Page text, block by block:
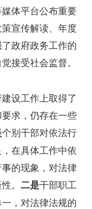
体平台公布重要
宣传解读、年度
政府政务工作的
接受社会监督。
设工作上取得了
求，仍存在一些
个别干部对依法行
在具体工作中依
的现象，对法律
。 二是干部职工
，对法律法规的